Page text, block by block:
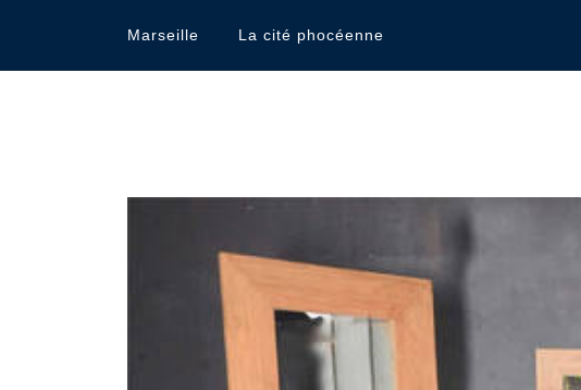
Marseille La cité phocéenne